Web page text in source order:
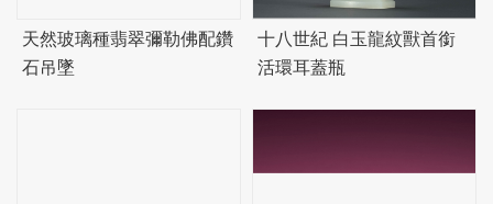
天然玻璃種翡翠彌勒佛配鑽
石吊墜
十八世紀 白玉龍紋獸首銜
活環耳蓋瓶